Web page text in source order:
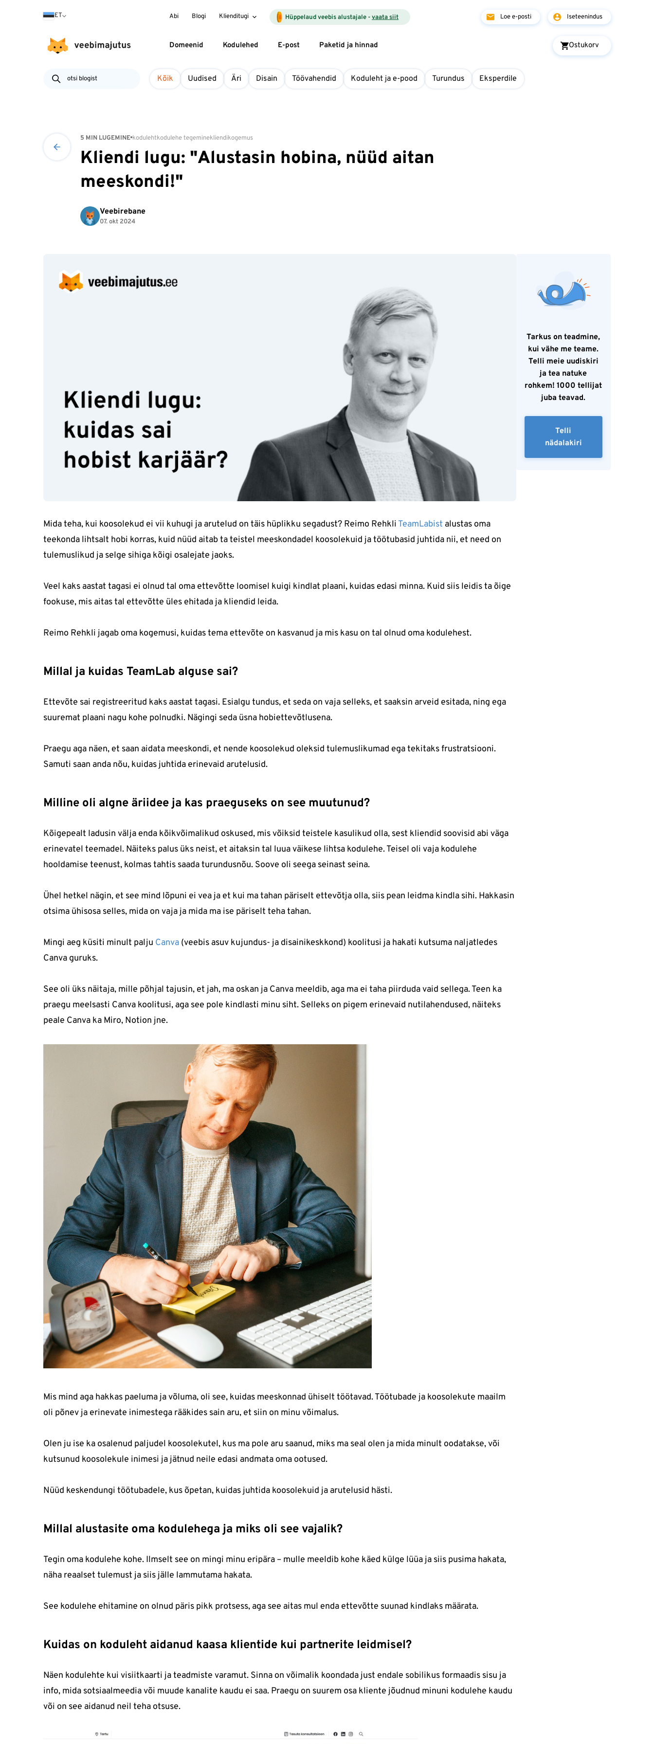
ET Abi Blogi Klienditugi Hüppelaud veebis alustajale -vaata siit Loe e-posti Iseteenindus
Domeenid Kodulehed E-post Paketid ja hinnad Ostukorv
Kõik Uudised Äri Disain Töövahendid Koduleht ja e-pood Turundus Eksperdile
5 MIN LUGEMINE kodulehtkodulehe tegeminekliendikogemus
Kliendi lugu: "Alustasin hobina, nüüd aitan
meeskondi!"
Veebirebane
07. okt 2024
Mida teha, kui koosolekud ei vii kuhugi ja arutelud on täis hüplikku segadust? Reimo Rehkli TeamLabist alustas oma
teekonda lihtsalt hobi korras, kuid nüüd aitab ta teistel meeskondadel koosolekuid ja töötubasid juhtida nii, et need on
tulemuslikud ja selge sihiga kõigi osalejate jaoks.
Veel kaks aastat tagasi ei olnud tal oma ettevõtte loomisel kuigi kindlat plaani, kuidas edasi minna. Kuid siis leidis ta õige
fookuse, mis aitas tal ettevõtte üles ehitada ja kliendid leida.
Reimo Rehkli jagab oma kogemusi, kuidas tema ettevõte on kasvanud ja mis kasu on tal olnud oma kodulehest.
Millal ja kuidas TeamLab alguse sai?
Ettevõte sai registreeritud kaks aastat tagasi. Esialgu tundus, et seda on vaja selleks, et saaksin arveid esitada, ning ega
suuremat plaani nagu kohe polnudki. Nägingi seda üsna hobiettevõtlusena.
Praegu aga näen, et saan aidata meeskondi, et nende koosolekud oleksid tulemuslikumad ega tekitaks frustratsiooni.
Samuti saan anda nõu, kuidas juhtida erinevaid arutelusid.
Milline oli algne äriidee ja kas praeguseks on see muutunud?
Kõigepealt ladusin välja enda kõikvõimalikud oskused, mis võiksid teistele kasulikud olla, sest kliendid soovisid abi väga
erinevatel teemadel. Näiteks palus üks neist, et aitaksin tal luua väikese lihtsa kodulehe. Teisel oli vaja kodulehe
hooldamise teenust, kolmas tahtis saada turundusnõu. Soove oli seega seinast seina.
Ühel hetkel nägin, et see mind lõpuni ei vea ja et kui ma tahan päriselt ettevõtja olla, siis pean leidma kindla sihi. Hakkasin
otsima ühisosa selles, mida on vaja ja mida ma ise päriselt teha tahan.
Mingi aeg küsiti minult palju Canva (veebis asuv kujundus- ja disainikeskkond) koolitusi ja hakati kutsuma naljatledes
Canva guruks.
See oli üks näitaja, mille põhjal tajusin, et jah, ma oskan ja Canva meeldib, aga ma ei taha piirduda vaid sellega. Teen ka
praegu meelsasti Canva koolitusi, aga see pole kindlasti minu siht. Selleks on pigem erinevaid nutilahendused, näiteks
peale Canva ka Miro, Notion jne.
Mis mind aga hakkas paeluma ja võluma, oli see, kuidas meeskonnad ühiselt töötavad. Töötubade ja koosolekute maailm
oli põnev ja erinevate inimestega rääkides sain aru, et siin on minu võimalus.
Olen ju ise ka osalenud paljudel koosolekutel, kus ma pole aru saanud, miks ma seal olen ja mida minult oodatakse, või
kutsunud koosolekule inimesi ja jätnud neile edasi andmata oma ootused.
Nüüd keskendungi töötubadele, kus õpetan, kuidas juhtida koosolekuid ja arutelusid hästi.
Millal alustasite oma kodulehega ja miks oli see vajalik?
Tegin oma kodulehe kohe. Ilmselt see on mingi minu eripära – mulle meeldib kohe käed külge lüüa ja siis pusima hakata,
näha reaalset tulemust ja siis jälle lammutama hakata.
See kodulehe ehitamine on olnud päris pikk protsess, aga see aitas mul enda ettevõtte suunad kindlaks määrata.
Kuidas on koduleht aidanud kaasa klientide kui partnerite leidmisel?
Näen kodulehte kui visiitkaarti ja teadmiste varamut. Sinna on võimalik koondada just endale sobilikus formaadis sisu ja
info, mida sotsiaalmeedia või muude kanalite kaudu ei saa. Praegu on suurem osa kliente jõudnud minuni kodulehe kaudu
või on see aidanud neil teha otsuse.
Tarkus on teadmine,
kui vähe me teame.
Telli meie uudiskiri
ja tea natuke
rohkem! 1000 tellijat
juba teavad.
Telli
nädalakiri